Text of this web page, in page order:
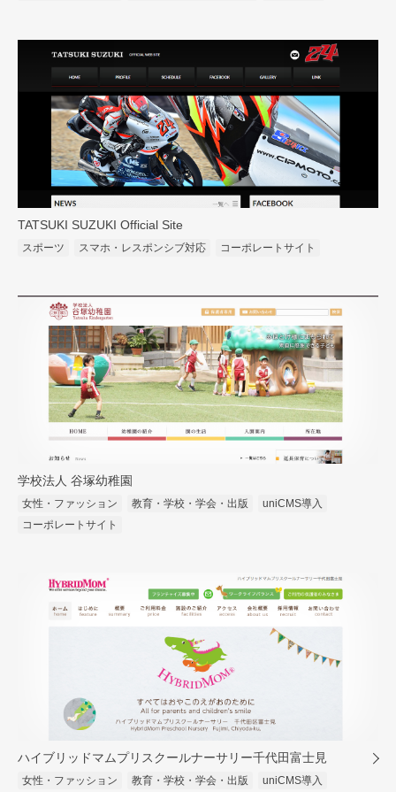
TATSUKI SUZUKI Official Site
スポーツ スマホ・レスポンシブ対応 コーポレートサイト
学校法人 谷塚幼稚園
女性・ファッション 教育・学校・学会・出版
uniCMS導入
コーポレートサイト
ハイブリッドマムプリスクールナーサリー千代田富士見
女性・ファッション 教育・学校・学会・出版
uniCMS導入